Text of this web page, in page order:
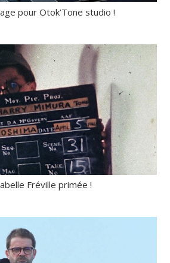
pour Otok’Tone studio !
Fréville primée !